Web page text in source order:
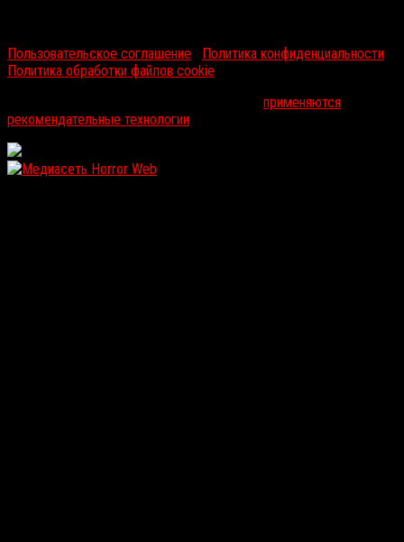
Пользовательское соглашение
Политика конфиденциальности
Политика обработки файлов cookie
применяются
рекомендательные технологии